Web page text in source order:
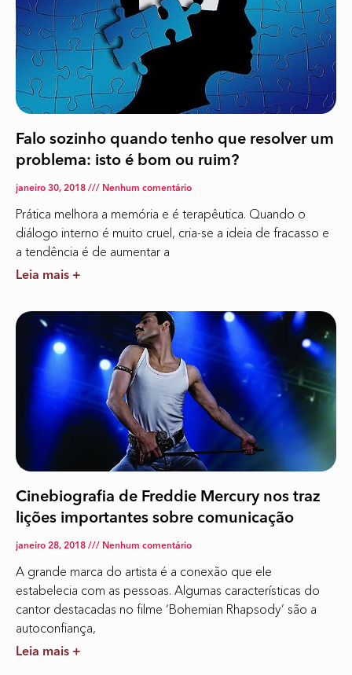
Falo sozinho quando tenho que resolver um
problema: isto é bom ou ruim?
janeiro 30, 2018 Nenhum comentário
Prática melhora a memória e é terapêutica. Quando o
diálogo interno é muito cruel, cria-se a ideia de fracasso e
a tendência é de aumentar a
Leia mais +
Cinebiografia de Freddie Mercury nos traz
lições importantes sobre comunicação
janeiro 28, 2018 Nenhum comentário
A grande marca do artista é a conexão que ele
estabelecia com as pessoas. Algumas características do
cantor destacadas no filme ‘Bohemian Rhapsody’ são a
autoconfiança,
Leia mais +